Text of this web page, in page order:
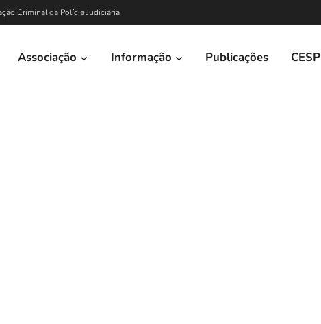
Criminal da Polícia Judiciária
Associação Informação Publicações CESP